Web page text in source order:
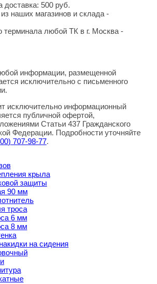
доставка: 500 руб.
наших магазинов и склада -
терминала любой ТК в г. Москва -
информации, размещенной
исключительно с письменного
исключительно информационный
публичной офертой,
Статьи 437 Гражданского
Федерации. Подробности уточняйте
) 707-98-77.
крыла
защиты
90 мм
троса
6 мм
8 мм
на сидения